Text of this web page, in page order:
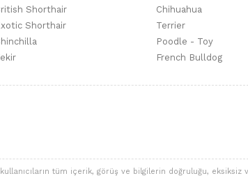
Shorthair
Shorthair
Chihuahua
Terrier
Poodle - Toy
French Bulldog
tüm içerik, görüş ve bilgilerin doğruluğu, eksiksiz